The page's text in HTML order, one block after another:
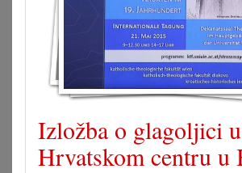
Izložba o glagoljici u
Hrvatskom centru u